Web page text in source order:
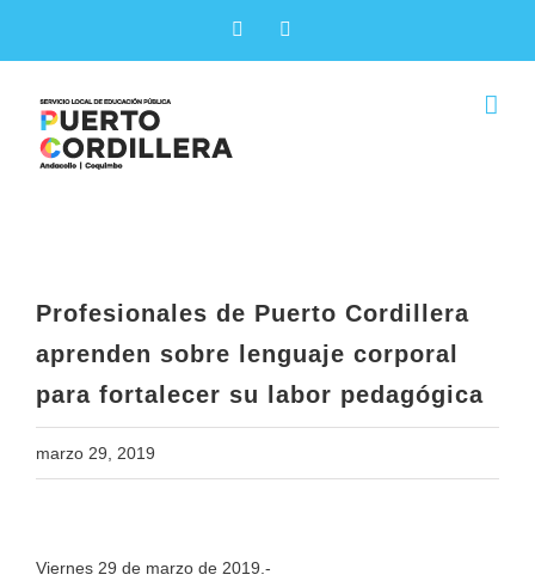
Facebook
Profesionales de Puerto Cordillera
aprenden sobre lenguaje corporal
para fortalecer su labor pedagógica
marzo 29, 2019
Larger
Viernes 29 de marzo de 2019.-